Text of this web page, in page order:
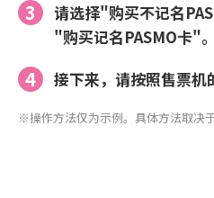
请选择"购买不记名
"购买记名PASMO卡"。
接下来，请按照售票机
※操作方法仅为示例。具体方法取决